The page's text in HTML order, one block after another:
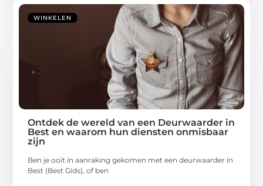
WINKELEN
Ontdek de wereld van een Deurwaarder in
Best en waarom hun diensten onmisbaar
zijn
Ben je ooit in aanraking gekomen met een deurwaarder in
Best (Best Gids), of ben